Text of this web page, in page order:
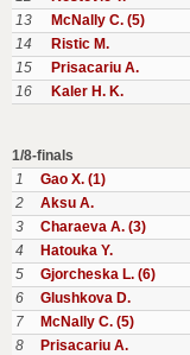
13
McNally C. (5)
14
Ristic M.
15
Prisacariu A.
16
Kaler H. K.
1/8-finals
1
Gao X. (1)
2
Aksu A.
3
Charaeva A. (3)
4
Hatouka Y.
5
Gjorcheska L. (6)
6
Glushkova D.
7
McNally C. (5)
8
Prisacariu A.